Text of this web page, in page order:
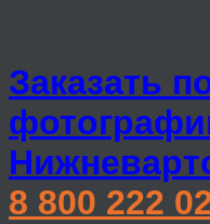
Заказать
8 800 222